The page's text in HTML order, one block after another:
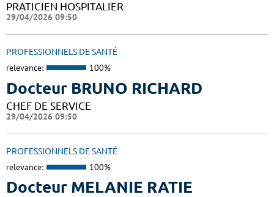
PRATICIEN HOSPITALIER
29/04/2026 09:50
PROFESSIONNELS DE SANTÉ
relevance: 100%
Docteur BRUNO RICHARD
CHEF DE SERVICE
29/04/2026 09:50
PROFESSIONNELS DE SANTÉ
relevance: 100%
Docteur MELANIE RATIE